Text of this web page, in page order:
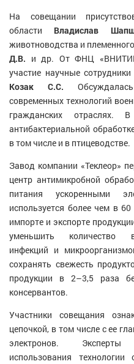
На совещании
области Владислав
животноводства и
Д.В. и др. От ФНЦ
участие научные сотрудники
Козак С.С.
современных технологий
гражданских
антибактериальной
в том числе и в птицеводстве.
Завод компании «Теклеор»
центр антимикробной
питания ускоренными
используется более чем в
импорте и экспорте
уменьшить количество
инфекций и
сохранять свежесть
продукции в 2–3,5 раза
консервантов.
Участники совещания
цепочкой, в том числе с ее
электронов.
использования